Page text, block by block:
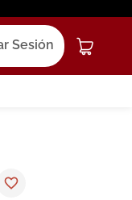
Sesión